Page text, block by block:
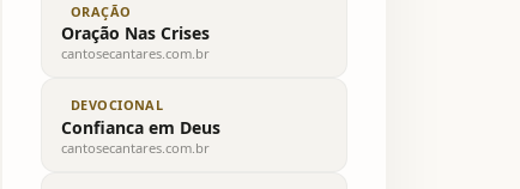
ORAÇÃO
Oração Nas Crises
cantosecantares.com.br
DEVOCIONAL
Confianca em Deus
cantosecantares.com.br